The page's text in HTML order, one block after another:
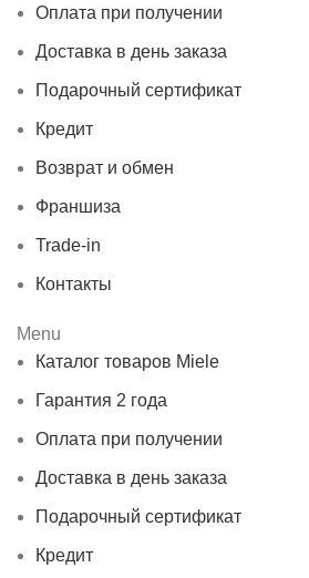
Оплата при получении
Доставка в день заказа
Подарочный сертификат
Кредит
Возврат и обмен
Франшиза
Trade-in
Контакты
Menu
Каталог товаров Miele
Гарантия 2 года
Оплата при получении
Доставка в день заказа
Подарочный сертификат
Кредит